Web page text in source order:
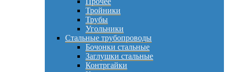
Тройники
Трубы
Угольники
Стальные трубопроводы
Бочонки стальные
Заглушки стальные
Контргайки